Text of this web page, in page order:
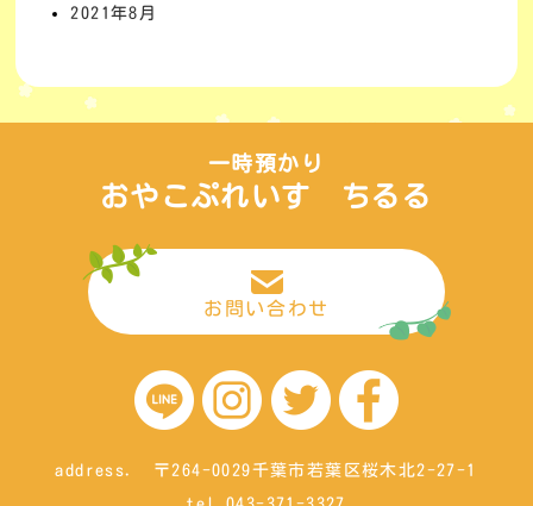
2021年8月
一時預かり
おやこぷれいす ちるる
お問い合わせ
address. 〒264-0029千葉市若葉区桜木北2-27-1